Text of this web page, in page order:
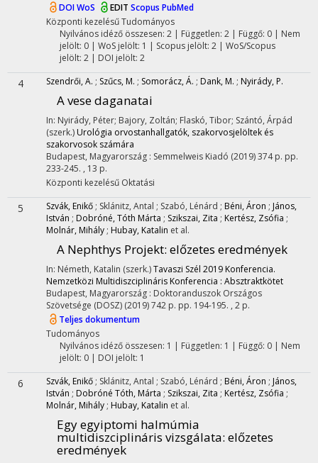
DOIWoS EDIT Scopus PubMed
Központi kezelésűTudományos
Nyilvános idéző összesen: 2| Független: 2 | Függő: 0 | Nem
jelölt: 0 | WoS jelölt: 1 | Scopus jelölt: 2 | WoS/Scopus
jelölt: 2 | DOI jelölt: 2
4 Szendrői, A. ; Szűcs, M. ; Somorácz, Á. ; Dank, M. ; Nyirády, P.
A vese daganatai
In: Nyirády, Péter; Bajory, Zoltán; Flaskó, Tibor; Szántó, Árpád
(szerk.) Urológia orvostanhallgatók, szakorvosjelöltek és
szakorvosok számára
Budapest, Magyarország : Semmelweis Kiadó (2019)374 p. pp.
233-245. , 13 p.
Központi kezelésű Oktatási
5 Szvák, Enikő ; Sklánitz, Antal ; Szabó, Lénárd ; Béni, Áron ; János,
István ; Dobróné, Tóth Márta ; Szikszai, Zita ; Kertész, Zsófia ;
Molnár, Mihály ; Hubay, Katalin et al.
A Nephthys Projekt: előzetes eredmények
In: Németh, Katalin (szerk.)Tavaszi Szél 2019 Konferencia.
Nemzetközi Multidiszciplináris Konferencia : Absztraktkötet
Budapest, Magyarország : Doktoranduszok Országos
Szövetsége (DOSZ) (2019)742 p. pp. 194-195. , 2 p.
Teljes dokumentum
Tudományos
Nyilvános idéző összesen: 1 | Független: 1 | Függő: 0 | Nem
jelölt: 0 | DOI jelölt: 1
6 Szvák, Enikő ; Sklánitz, Antal ; Szabó, Lénárd ; Béni, Áron ; János,
István ; Dobróné Tóth, Márta ; Szikszai, Zita ; Kertész, Zsófia ;
Molnár, Mihály ; Hubay, Katalin et al.
Egy egyiptomi halmúmia
multidiszciplináris vizsgálata: előzetes
eredmények